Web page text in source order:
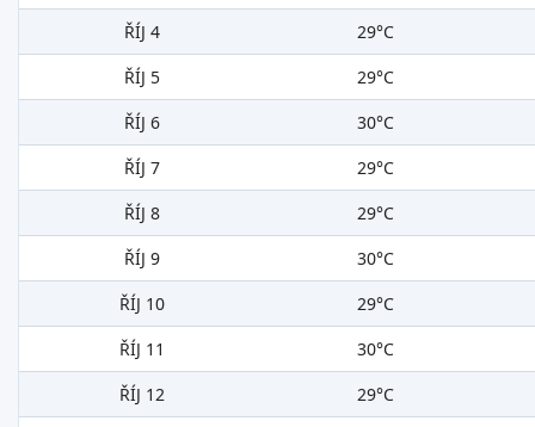
ŘÍJ 4
29°C
ŘÍJ 5
29°C
ŘÍJ 6
30°C
ŘÍJ 7
29°C
ŘÍJ 8
29°C
ŘÍJ 9
30°C
ŘÍJ 10
29°C
ŘÍJ 11
30°C
ŘÍJ 12
29°C